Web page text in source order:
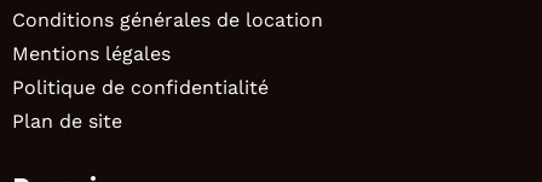
Conditions générales de location
Mentions légales
Politique de confidentialité
Plan de site